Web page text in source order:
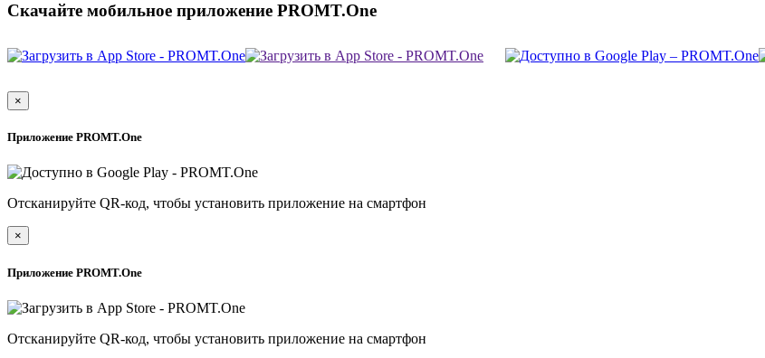
Скачайте мобильное приложение PROMT.One
×
Приложение PROMT.One
Отсканируйте QR-код, чтобы установить приложение на смартфон
×
Приложение PROMT.One
Отсканируйте QR-код, чтобы установить приложение на смартфон